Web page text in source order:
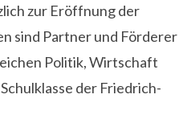
zur Eröffnung der
sind Partner und Förderer
Politik, Wirtschaft
der Friedrich-